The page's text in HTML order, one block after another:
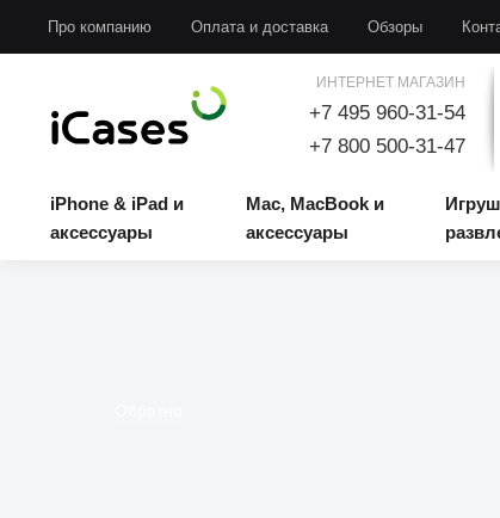
Про компанию Оплата и доставка Обзоры
ИНТЕРНЕТ МАГАЗИН
+7 495 960-31-54
+7 800 500-31-47
iPhone & iPad и
аксессуары
Mac, MacBook и
аксессуары